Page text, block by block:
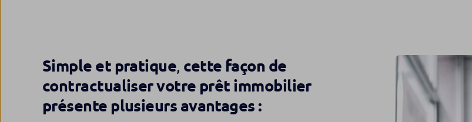
Simple et pratique, cette façon de
contractualiser votre prêt immobilier
présente plusieurs avantages :